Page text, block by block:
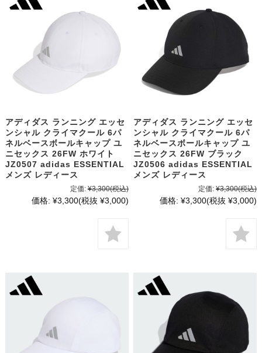
アディダス ランニング エッセ
ンシャル クライマクール 6パ
ネルベースボールキャップ ユ
ニセックス 26FW ホワイト
JZ0507 adidas ESSENTIAL
メンズ レディース
定価: ¥3,300(税込)
価格: ¥3,300(税抜 ¥3,000)
アディダス ランニング エッセ
ンシャル クライマクール 6パ
ネルベースボールキャップ ユ
ニセックス 26FW ブラック
JZ0506 adidas ESSENTIAL
メンズ レディース
定価: ¥3,300(税込)
価格: ¥3,300(税抜 ¥3,000)